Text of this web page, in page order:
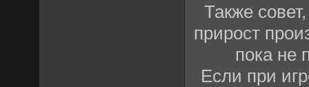
Также
прирост
пока не
Если при